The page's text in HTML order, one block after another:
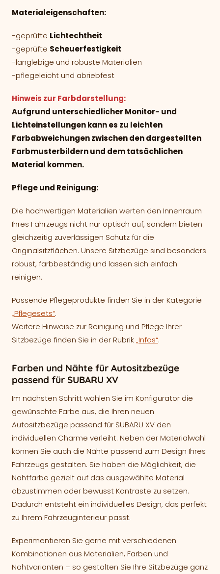
Materialeigenschaften:
-geprüfte Lichtechtheit
-geprüfte Scheuerfestigkeit
-langlebige und robuste Materialien
-pflegeleicht und abriebfest
Hinweis zur Farbdarstellung:
Aufgrund unterschiedlicher Monitor- und
Lichteinstellungen kann es zu leichten
Farbabweichungen zwischen den dargestellten
Farbmusterbildern und dem tatsächlichen
Material kommen.
Pflege und Reinigung:
Die hochwertigen Materialien werten den Innenraum
Ihres Fahrzeugs nicht nur optisch auf, sondern bieten
gleichzeitig zuverlässigen Schutz für die
Originalsitzflächen. Unsere Sitzbezüge sind besonders
robust, farbbeständig und lassen sich einfach
reinigen.
Passende Pflegeprodukte finden Sie in der Kategorie
„Pflegesets“.
Weitere Hinweise zur Reinigung und Pflege Ihrer
Sitzbezüge finden Sie in der Rubrik„Infos“.
Farben und Nähte für Autositzbezüge
passend für SUBARU XV
Im nächsten Schritt wählen Sie im Konfigurator die
gewünschte Farbe aus, die Ihren neuen
Autositzbezüge passend für SUBARU XV den
individuellen Charme verleiht. Neben der Materialwahl
können Sie auch die Nähte passend zum Design Ihres
Fahrzeugs gestalten. Sie haben die Möglichkeit, die
Nahtfarbe gezielt auf das ausgewählte Material
abzustimmen oder bewusst Kontraste zu setzen.
Dadurch entsteht ein individuelles Design, das perfekt
zu Ihrem Fahrzeuginterieur passt.
Experimentieren Sie gerne mit verschiedenen
Kombinationen aus Materialien, Farben und
Nahtvarianten – so gestalten Sie Ihre Sitzbezüge ganz